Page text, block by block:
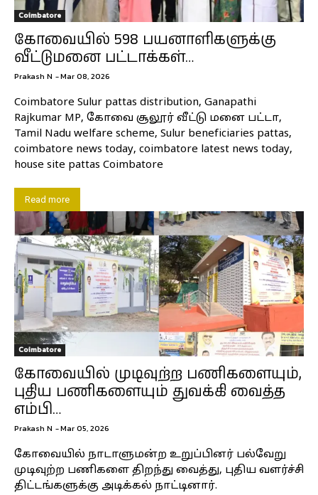
Coimbatore
கோவையில் 598 பயனாளிகளுக்கு
வீட்டுமனை பட்டாக்கள்…
Prakash N -Mar 08, 2026
Coimbatore Sulur pattas distribution, Ganapathi
Rajkumar MP, கோவை சூலூர் வீட்டு மனை பட்டா,
Tamil Nadu welfare scheme, Sulur beneficiaries pattas,
coimbatore news today, coimbatore latest news today,
house site pattas Coimbatore
Read more
Coimbatore
கோவையில் முடிவுற்ற பணிகளையும்,
புதிய பணிகளையும் துவக்கி வைத்த
எம்பி…
Prakash N -Mar 05, 2026
கோவையில் நாடாளுமன்ற உறுப்பினர் பல்வேறு
முடிவுற்ற பணிகளை திறந்து வைத்து, புதிய வளர்ச்சி
திட்டங்களுக்கு அடிக்கல் நாட்டினார்.